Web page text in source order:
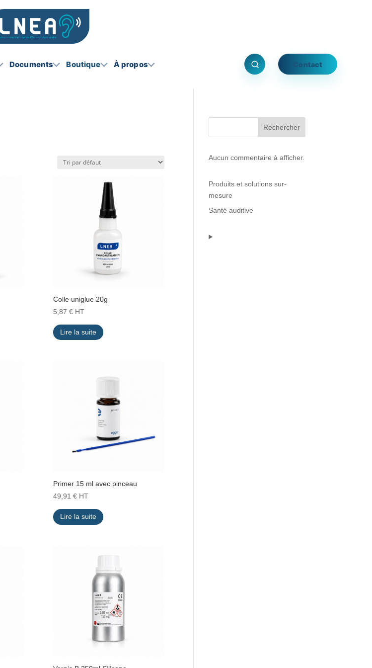
Documents Boutique À propos Contact
Colle uniglue 20g
5,87 € HT
Lire la suite
Primer 15 ml avec pinceau
49,91 € HT
Lire la suite
Rechercher
Aucun commentaire à afficher.
Produits et solutions sur-
mesure
Santé auditive